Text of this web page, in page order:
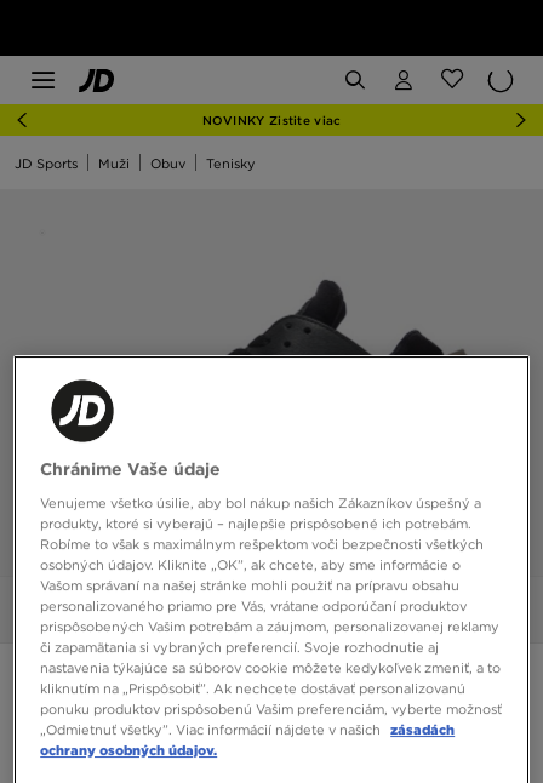
NOVINKY Zistite viac
JD Sports Muži Obuv Tenisky
Obrázky 360°
NIKE AIR HUARACHE
81,00 €
Chránime Vaše údaje
Venujeme všetko úsilie, aby bol nákup našich Zákazníkov úspešný a
produkty, ktoré si vyberajú – najlepšie prispôsobené ich potrebám.
Robíme to však s maximálnym rešpektom voči bezpečnosti všetkých
osobných údajov. Kliknite „OK”, ak chcete, aby sme informácie o
Vašom správaní na našej stránke mohli použiť na prípravu obsahu
personalizovaného priamo pre Vás, vrátane odporúčaní produktov
prispôsobených Vašim potrebám a záujmom, personalizovanej reklamy
či zapamätania si vybraných preferencií. Svoje rozhodnutie aj
nastavenia týkajúce sa súborov cookie môžete kedykoľvek zmeniť, a to
kliknutím na „Prispôsobiť”. Ak nechcete dostávať personalizovanú
ponuku produktov prispôsobenú Vašim preferenciám, vyberte možnosť
„Odmietnuť všetky”. Viac informácií nájdete v našich
zásadách
ochrany osobných údajov.